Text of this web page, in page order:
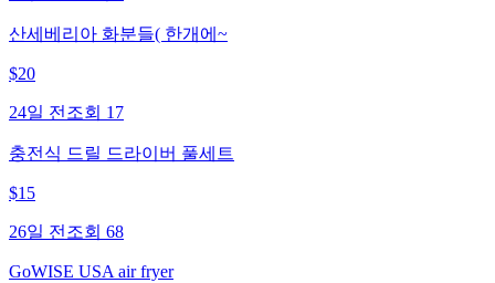
산세베리아 화분들( 한개에~
$20
24일 전 조회 17
충전식 드릴 드라이버 풀세트
$15
26일 전 조회 68
GoWISE USA air fryer